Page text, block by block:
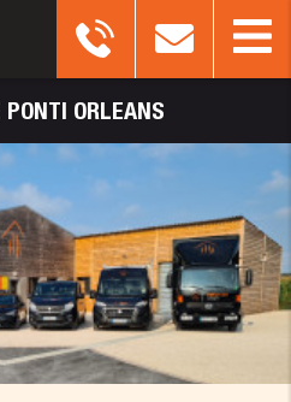
ORLEANS